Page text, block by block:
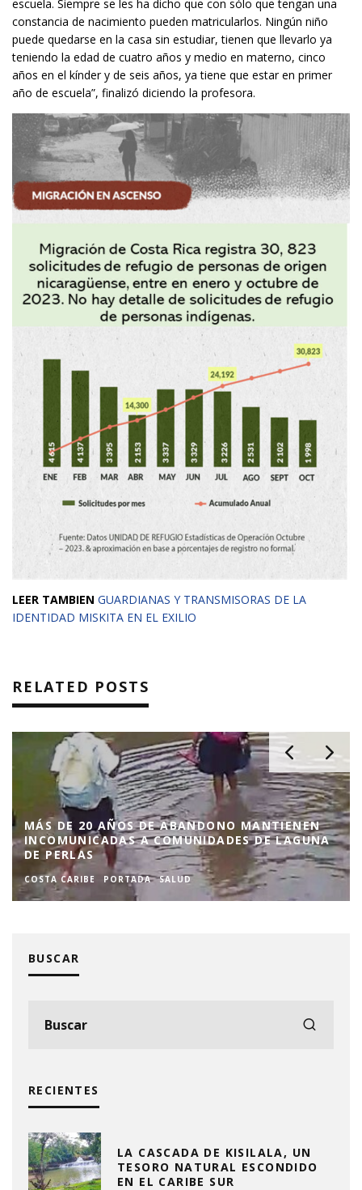
escuela. Siempre se les ha dicho que con sólo que tengan una
constancia de nacimiento pueden matricularlos. Ningún niño
puede quedarse en la casa sin estudiar, tienen que llevarlo ya
teniendo la edad de cuatro años y medio en materno, cinco
años en el kínder y de seis años, ya tiene que estar en primer
año de escuela”, finalizó diciendo la profesora.
LEER TAMBIEN GUARDIANAS Y TRANSMISORAS DE LA
IDENTIDAD MISKITA EN EL EXILIO
RELATED POSTS
MÁS DE 20 AÑOS DE ABANDONO MANTIENEN
INCOMUNICADAS A COMUNIDADES DE LAGUNA
DE PERLAS
COSTA CARIBE PORTADA SALUD
BUSCAR
RECIENTES
LA CASCADA DE KISILALA, UN
TESORO NATURAL ESCONDIDO
EN EL CARIBE SUR